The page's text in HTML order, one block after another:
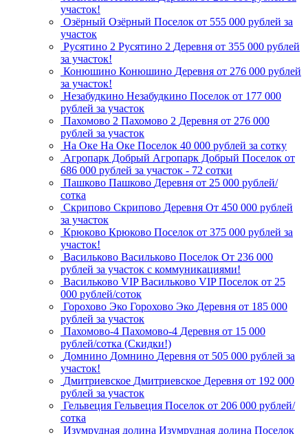
участок!
Озёрный Озёрный Поселок от 555 000 рублей за
участок
Русятино 2 Русятино 2 Деревня от 355 000 рублей
за участок!
Конюшино Конюшино Деревня от 276 000 рублей
за участок!
Незабудкино Незабудкино Поселок от 177 000
рублей за участок
Пахомово 2 Пахомово 2 Деревня от 276 000
рублей за участок
На Оке На Оке Поселок 40 000 рублей за сотку
Агропарк Добрый Агропарк Добрый Поселок от
686 000 рублей за участок - 72 сотки
Пашково Пашково Деревня от 25 000 рублей/
сотка
Скрипово Скрипово Деревня От 450 000 рублей
за участок
Крюково Крюково Поселок от 375 000 рублей за
участок!
Васильково Васильково Поселок От 236 000
рублей за участок с коммуникациями!
Васильково VIP Васильково VIP Поселок от 25
000 рублей/соток
Горохово Эко Горохово Эко Деревня от 185 000
рублей за участок
Пахомово-4 Пахомово-4 Деревня от 15 000
рублей/сотка (Скидки!)
Домнино Домнино Деревня от 505 000 рублей за
участок!
Дмитриевское Дмитриевское Деревня от 192 000
рублей за участок
Гельвеция Гельвеция Поселок от 206 000 рублей/
сотка
Изумрудная долина Изумрудная долина Поселок